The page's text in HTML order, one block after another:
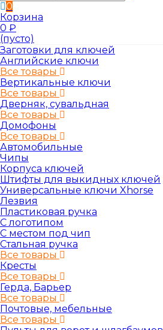
0
Корзина
0 ₽
(пусто)
Заготовки для ключей
Английские ключи
Все товары
Вертикальные ключи
Все товары
Дверняк, сувальдная
Все товары
Домофоны
Все товары
Автомобильные
Чипы
Корпуса ключей
Штифты для выкидных ключей
Универсальные ключи Xhorse
Лезвия
Пластиковая ручка
С логотипом
С местом под чип
Стальная ручка
Все товары
Кресты
Все товары
Герда, Барьер
Все товары
Почтовые, мебельные
Все товары